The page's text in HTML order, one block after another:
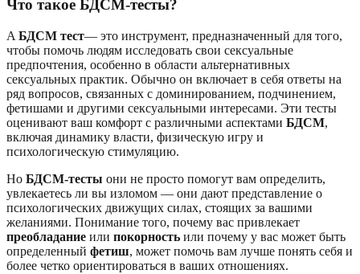
Что такое БДСМ-тесты?
A БДСМ тест— это инструмент, предназначенный для того,
чтобы помочь людям исследовать свои сексуальные
предпочтения, особенно в области альтернативных
сексуальных практик. Обычно он включает в себя ответы на
ряд вопросов, связанных с доминированием, подчинением,
фетишами и другими сексуальными интересами. Эти тесты
оценивают ваш комфорт с различными аспектами БДСМ,
включая динамику власти, физическую игру и
психологическую стимуляцию.
Но БДСМ-тесты они не просто помогут вам определить,
увлекаетесь ли вы изломом — они дают представление о
психологических движущих силах, стоящих за вашими
желаниями. Понимание того, почему вас привлекает
преобладание или покорность или почему у вас может быть
определенный фетиш, может помочь вам лучше понять себя и
более четко ориентироваться в ваших отношениях.